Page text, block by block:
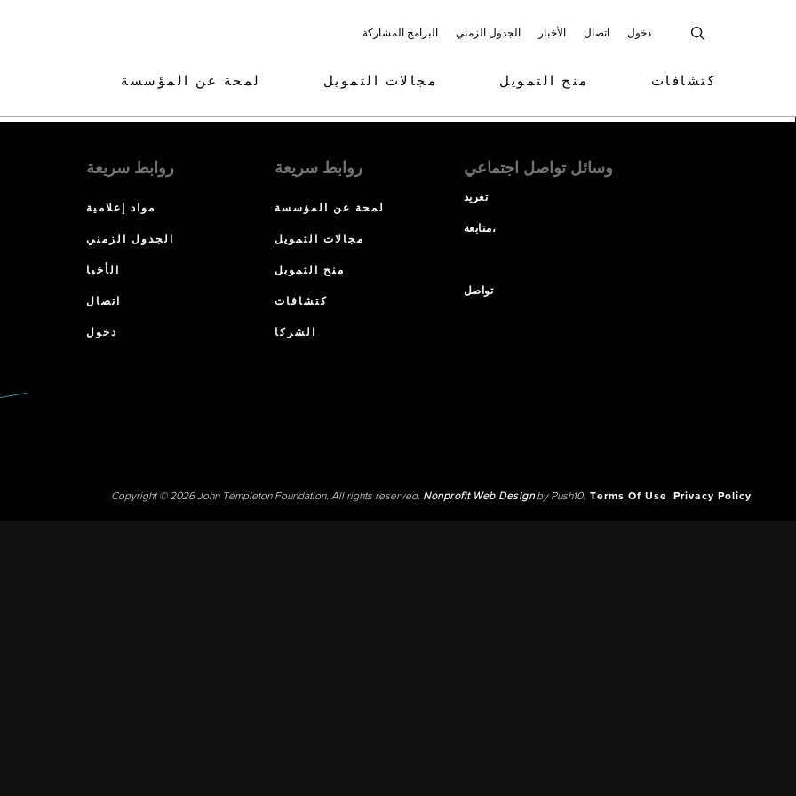
البرامج المشاركة الجدول الزمني الأخبار اتصال دخول
لمحة عن المؤسسة مجالات التمويل منح التمويل كتشافات
روابط سريعة
مواد إعلامية
الجدول الزمني
الأخبا
اتصال
دخول
روابط سريعة
لمحة عن المؤسسة
مجالات التمويل
منح التمويل
كتشافات
الشركا
وسائل تواصل اجتماعي
تغريد
متابعة،
تواصل
Copyright © 2026 John Templeton Foundation. All rights reserved. Nonprofit Web Designby Push10. Terms Of Use Privacy Policy